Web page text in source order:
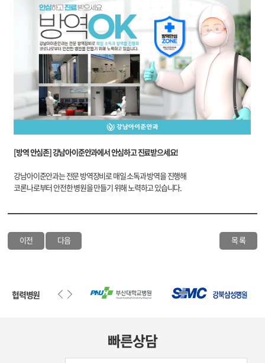
[방역 안심존] 강남아이준안과에서 안심하고 진료받으세요!
강남아이준안과는 전문 방역장비로 매일 소독과 방역을 진행해
코론나로부터 안전한 병원을 만들기 위해 노력하고 있습니다.
이전 다음 목 록
협력병원
빠른상담